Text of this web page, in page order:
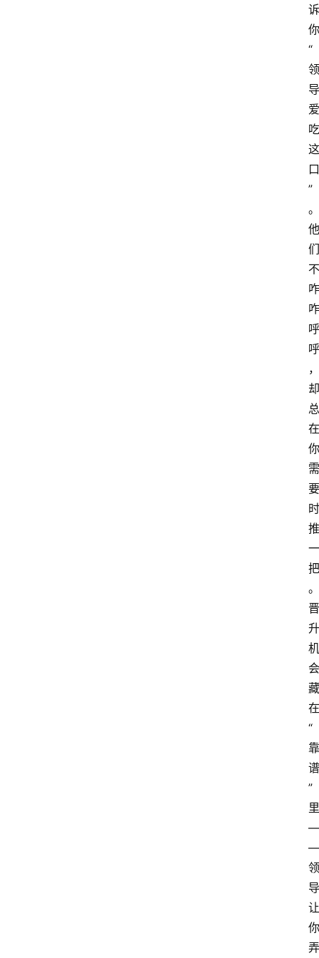
诉
你
“
领
导
爱
吃
这
口
”
。
他
们
不
咋
咋
呼
呼
，
却
总
在
你
需
要
时
推
一
把
。
晋
升
机
会
藏
在
“
靠
谱
”
里
—
—
领
导
让
你
弄